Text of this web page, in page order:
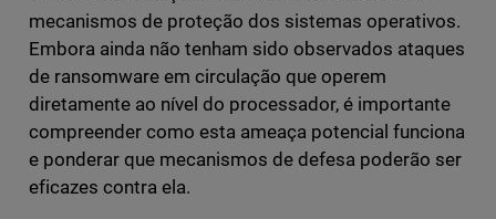
mecanismos de proteção dos sistemas operativos.
Embora ainda não tenham sido observados ataques
de ransomware em circulação que operem
diretamente ao nível do processador, é importante
compreender como esta ameaça potencial funciona
e ponderar que mecanismos de defesa poderão ser
eficazes contra ela.